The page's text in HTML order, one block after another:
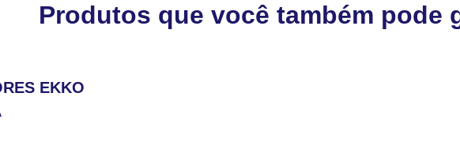
Produtos que você também pode
EKKO